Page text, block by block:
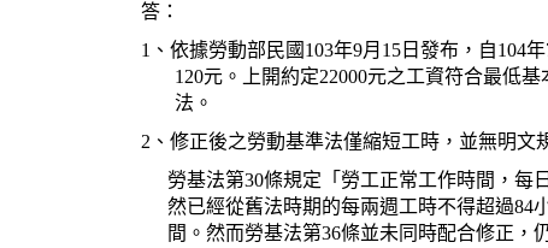
答：
1、依據勞動部民國103年9月15日發布，自104
120元。上開約定22000元之工資符合最低
法。
2、修正後之勞動基準法僅縮短工時，並無明文
勞基法第30條規定「勞工正常工作時間，每
然已經從舊法時期的每兩週工時不得超過84
間。然而勞基法第36條並未同時配合修正，